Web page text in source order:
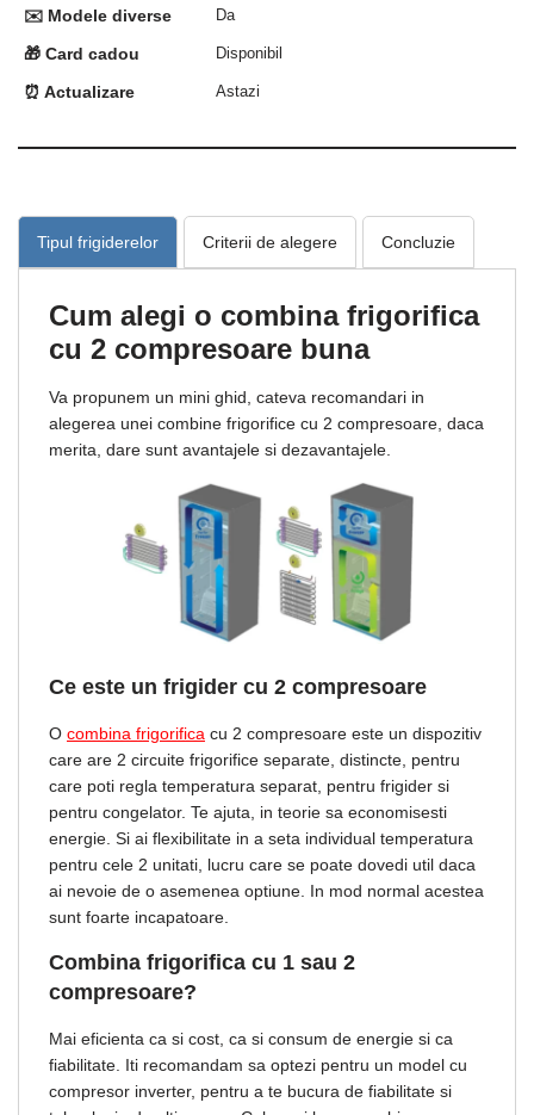
✉️ Modele diverse Da
🎁 Card cadou Disponibil
⏰ Actualizare Astazi
Tipul frigiderelor Criterii de alegere Concluzie
Cum alegi o combina frigorifica
cu 2 compresoare buna
Va propunem un mini ghid, cateva recomandari in
alegerea unei combine frigorifice cu 2 compresoare, daca
merita, dare sunt avantajele si dezavantajele.
Ce este un frigider cu 2 compresoare
O combina frigorifica cu 2 compresoare este un dispozitiv
care are 2 circuite frigorifice separate, distincte, pentru
care poti regla temperatura separat, pentru frigider si
pentru congelator. Te ajuta, in teorie sa economisesti
energie. Si ai flexibilitate in a seta individual temperatura
pentru cele 2 unitati, lucru care se poate dovedi util daca
ai nevoie de o asemenea optiune. In mod normal acestea
sunt foarte incapatoare.
Combina frigorifica cu 1 sau 2
compresoare?
Mai eficienta ca si cost, ca si consum de energie si ca
fiabilitate. Iti recomandam sa optezi pentru un model cu
compresor inverter, pentru a te bucura de fiabilitate si